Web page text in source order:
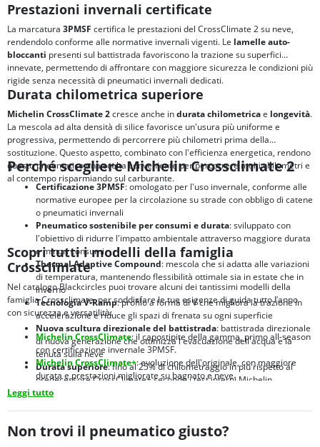
Prestazioni invernali certificate
La marcatura 3PMSF certifica le prestazioni del CrossClimate 2 su neve,
rendendolo conforme alle normative invernali vigenti. Le lamelle auto-
bloccanti presenti sul battistrada favoriscono la trazione su superfici
innevate, permettendo di affrontare con maggiore sicurezza le condizioni più
rigide senza necessità di pneumatici invernali dedicati.
Durata chilometrica superiore
Michelin CrossClimate 2cresce anche indurata chilometricae longevità.
La mescola ad alta densità di silice favorisce un'usura più uniforme e
progressiva, permettendo di percorrere più chilometri prima della
sostituzione. Questo aspetto, combinato con l'efficienza energetica, rendono
questo pneumatico una scelta conveniente per percorrere molti chilometri e
al contempo risparmiando sul carburante.
Perché scegliere Michelin Crossclimate 2
Certificazione 3PMSF: omologato per l'uso invernale, conforme alle
normative europee per la circolazione su strade con obbligo di catene
o pneumatici invernali
Pneumatico sostenibile per consumi e durata: sviluppato con
l'obiettivo di ridurre l'impatto ambientale attraverso maggiore durata
e minori consumi
Thermal Adaptive Compound: mescola che si adatta alle variazioni
di temperatura, mantenendo flessibilità ottimale sia in estate che in
inverno
Tecnologia V-Ramp: profilo a forma di V che migliora la trazione in
accelerazione e riduce gli spazi di frenata su ogni superficie
Nuova scultura direzionale del battistrada: battistrada direzionale
di nuova generazione che ottimizza l'evacuazione dell'acqua e la
tenuta sulla neve
Durata superiore: fino al 25% di chilometraggio in più rispetto al
predecessore CrossClimate+ secondo i test interni Michelin
Brand leader mondiale
Scopri tutti i modelli della famiglia
Crossclimate
Nel catalogo Blackcircles puoi trovare alcuni dei tantissimi modelli della
famiglia Crossclimate, per soddisfare le tue esigenze di guida tutto l’anno
con sicurezza e versatilità:
Michelin CrossClimate: il capostipite della gamma, primo all-season
con certificazione invernale 3PMSF.
Michelin CrossClimate+: evoluzione dell'originale, con maggiore
durata e prestazioni migliorate su bagnato e neve.
Michelin CrossClimate 2 SUV
con struttura rinforzata per carichi maggiori e spalle ottimizzate
Michelin CrossClimate 3:nuova generazione 2024 con prestazioni
migliorate su bagnato e maggiore efficienza energetica
Michelin CrossClimate Camping: sviluppato per camper e van, con
Leggi tutto
Non trovi il pneumatico giusto?